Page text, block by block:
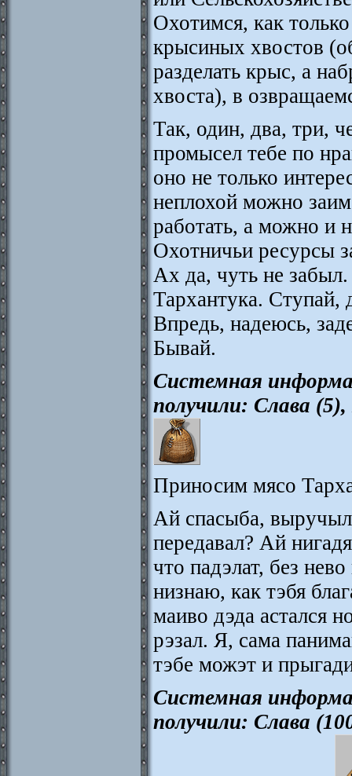
Охотимся, как
крысиных хвостов
разделать крыс, а
хвоста), в
Так, один, два, три,
промысел тебе по
оно не только
неплохой можно
работать, а можно и
Охотничьи ресурсы
Ах да, чуть не
Тархантука. Ступай,
Впредь, надеюсь,
Бывай.
Системная
получили: Слава
Приносим мясо
Ай спасыба,
передавал? Ай
что падэлат, без
низнаю, как тэбя
маиво дэда астался
рэзал. Я, сама
тэбе можэт и
Системная
получили: Слава